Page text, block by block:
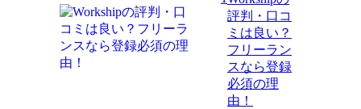
評判・口コ
ミは良い？
フリーラン
スなら登録
必須の理
由！